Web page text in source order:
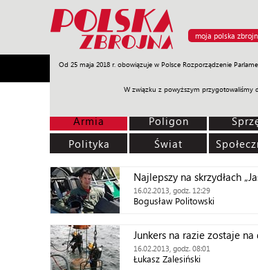
moja polska
Od 25 maja 2018 r. obowiązuje w Polsce Rozporządzenie
W związku z powyższym przygotowaliśmy
Armia Poligon Sprzęt Misje Polityka
Armia Poligon
Polityka
Świat
Najlepszy na skrzydłach
16.02.2013, godz. 12:29
Bogusław Politowski
Junkers na razie zostaje na
16.02.2013, godz. 08:01
Łukasz Zalesiński